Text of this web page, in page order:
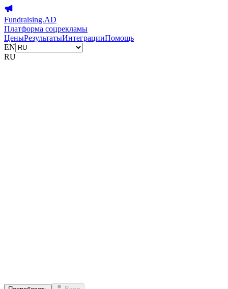
Fundraising.AD
Платформа соцрекламы
ЦеныРезультатыИнтеграцииПомощь
EN
RU